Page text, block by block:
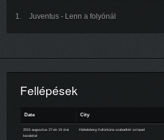
Juventus - Lenn a folyónál
Fellépések
Date City
2015 augusztus 27-én 19 órai
kezdettel
Klebelsberg Kultúrkúria szabadtéri színpad